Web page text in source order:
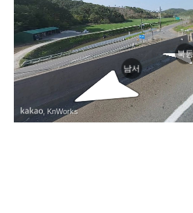
남서
북동
, KnWorks